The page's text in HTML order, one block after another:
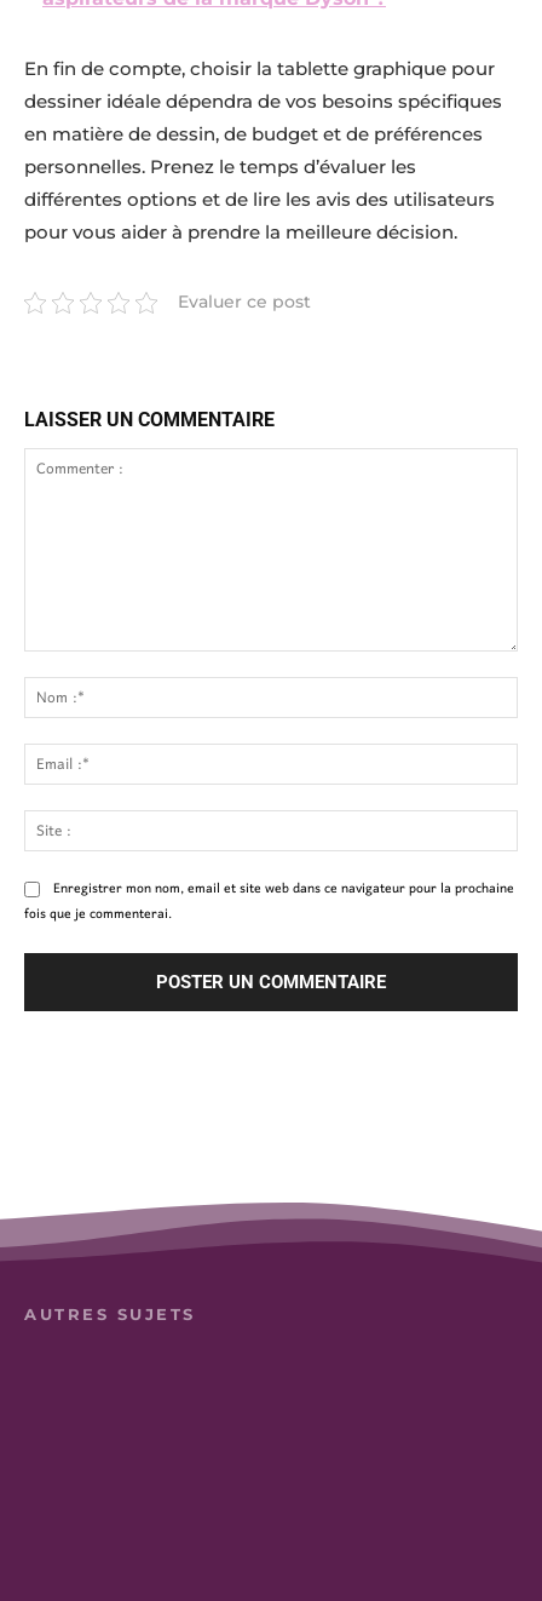
En fin de compte, choisir la tablette graphique pour
dessiner idéale dépendra de vos besoins spécifiques
en matière de dessin, de budget et de préférences
personnelles. Prenez le temps d’évaluer les
différentes options et de lire les avis des utilisateurs
pour vous aider à prendre la meilleure décision.
Evaluer ce post
LAISSER UN COMMENTAIRE
:
:*
:*
:
Enregistrer mon nom, email et site web dans ce navigateur pour la prochaine
fois que je commenterai.
AUTRES SUJETS